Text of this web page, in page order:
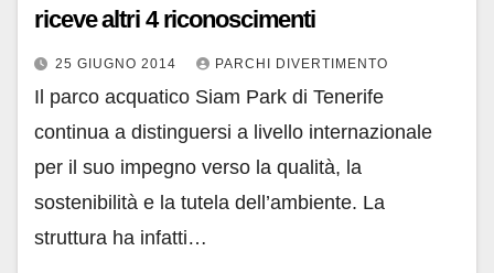
riceve altri 4 riconoscimenti
25 GIUGNO 2014 PARCHI DIVERTIMENTO
Il parco acquatico Siam Park di Tenerife
continua a distinguersi a livello internazionale
per il suo impegno verso la qualità, la
sostenibilità e la tutela dell’ambiente. La
struttura ha infatti…